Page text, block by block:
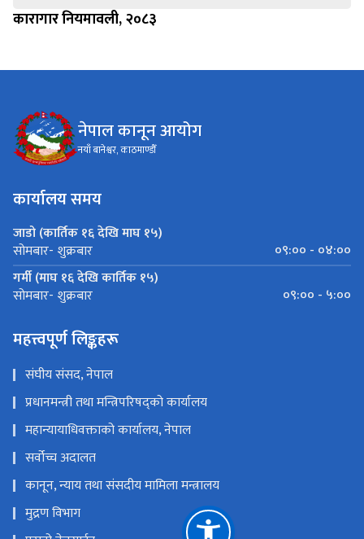
कारागार नियमावली, २०८३
नेपाल कानून आयोग
नयाँ बानेश्वर, काठमाण्डौँ
कार्यालय समय
जाडो (कार्तिक १६ देखि माघ १५)
सोमबार- शुक्रबार
०९:०० - ०४:००
गर्मी (माघ १६ देखि कार्तिक १५)
सोमबार- शुक्रबार ०९:०० - ५:००
महत्त्वपूर्ण लिङ्कहरू
संघीय संसद, नेपाल
प्रधानमन्त्री तथा मन्त्रिपरिषद्को कार्यालय
महान्यायाधिवक्ताको कार्यालय, नेपाल
सर्वोच्च अदालत
कानून, न्याय तथा संसदीय मामिला मन्त्रालय
मुद्रण विभाग